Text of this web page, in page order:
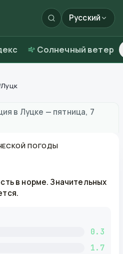
Русский
Солнечный ветер
Луцк
в Луцке — пятница, 7
ПОГОДЫ
в норме. Значительных
0.3
1.7